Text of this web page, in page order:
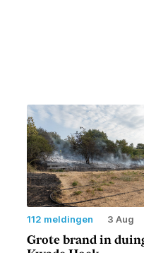
112 meldingen 3 Aug
Grote brand in